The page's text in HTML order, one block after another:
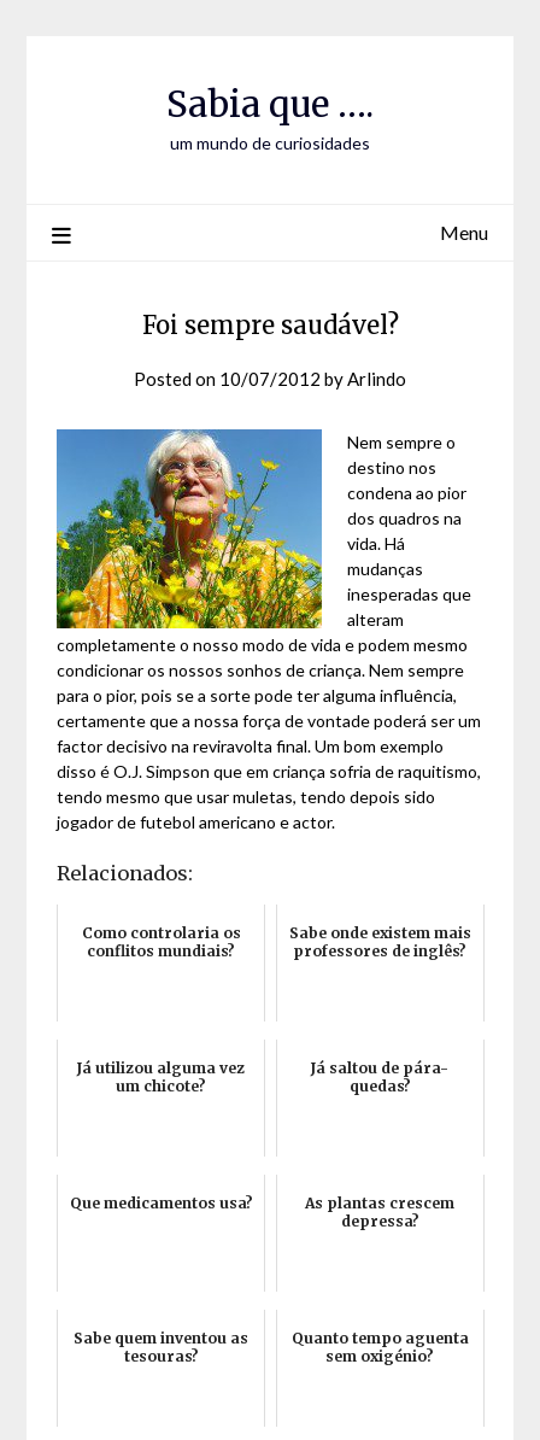
Sabia que ….
um mundo de curiosidades
Menu
Foi sempre saudável?
Posted on 10/07/2012 byArlindo
Nem sempre o
destino nos
condena ao pior
dos quadros na
vida. Há
mudanças
inesperadas que
alteram
completamente o nosso modo de vida e podem mesmo
condicionar os nossos sonhos de criança. Nem sempre
para o pior, pois se a sorte pode ter alguma influência,
certamente que a nossa força de vontade poderá ser um
factor decisivo na reviravolta final. Um bom exemplo
disso é O.J. Simpson que em criança sofria de raquitismo,
tendo mesmo que usar muletas, tendo depois sido
jogador de futebol americano e actor.
Relacionados:
Como controlaria os
conflitos mundiais?
Sabe onde existem mais
professores de inglês?
Já utilizou alguma vez
um chicote?
Já saltou de pára-
quedas?
Que medicamentos usa?
As plantas crescem
depressa?
Sabe quem inventou as
tesouras?
Quanto tempo aguenta
sem oxigénio?